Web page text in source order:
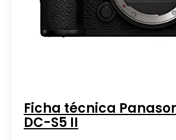
Ficha técnica
DC-S5 II